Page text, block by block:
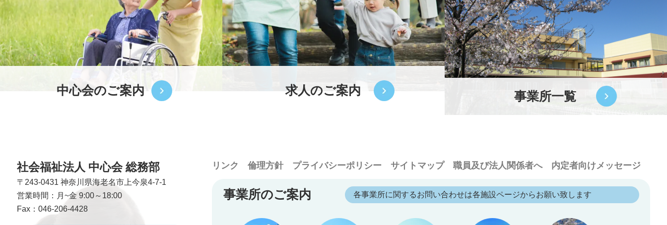
中心会のご案内 求人のご案内 事業所一覧
社会福祉法人 中心会 総務部
〒243-0431 神奈川県海老名市上今泉4-7-1
営業時間：月~金 9:00～18:00
Fax：046-206-4428
リンク 倫理方針 プライバシーポリシー サイトマップ 職員及び法人関係者へ 内定者向けメッセージ
事業所のご案内 各事業所に関するお問い合わせは各施設ページからお願い致します